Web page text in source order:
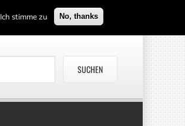
Ich stimme zu No, thanks